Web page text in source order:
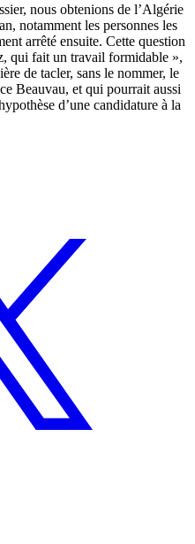
nous obtenions de l’Algérie
notamment les personnes les
arrêté ensuite. Cette question
qui fait un travail formidable »,
de tacler, sans le nommer, le
Beauvau, et qui pourrait aussi
d’une candidature à la